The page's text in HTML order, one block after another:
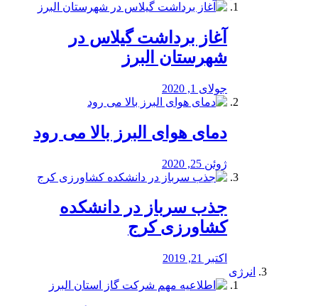
آغاز برداشت گیلاس در
شهرستان البرز
جولای 1, 2020
دمای هوای البرز بالا می رود
ژوئن 25, 2020
جذب سرباز در دانشکده
کشاورزی کرج
اکتبر 21, 2019
انرژی